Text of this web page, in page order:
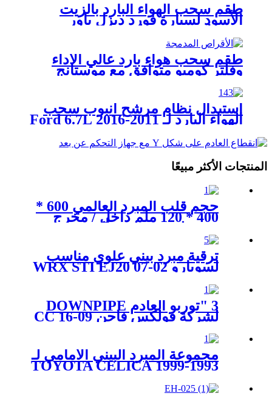
طقم سحب الهواء البارد بالزيت
الأسود لسيارة فورد ديزل باور
ستروك سعة 6.4 لتر من 08-10
طقم سحب هواء بارد عالي الأداء
وفلتر كومبو متوافق مع موستانج
2005-2009 GT 4.6L V8
استبدال نظام مرشح أنبوب سحب
الهواء البارد لـ 2011-2016 Ford 6.7L
المنتجات الأكثر مبيعًا
حجم قلب المبرد العالمي 600 *
400 * 120 ملم داخل / مخرج
102 ملم 4.0 بوصة ألومنيوم
فضي
ترقية مبرد بيني علوي مناسب
لسوبارو 02-07 WRX STI EJ20
EJ25 GD
3 "توربو العادم DOWNPIPE
لشركة فولكس فاجن 09-16 CC
/ 06-14 GTI CCTA CBFA L4
2.0 MKVI Downpipe
مجموعة المبرد البيني الأمامي لـ
1993-1999 TOYOTA CELICA